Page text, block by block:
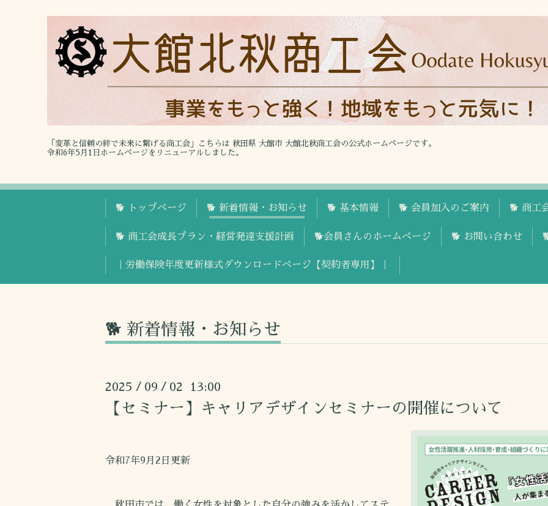
「変革と信頼の絆で未来に繋げる商工会」こちらは 秋田県 大館市 大館北秋商工会の公式ホームページです。
令和6年5月1日ホームページをリニューアルしました。
🐕 トップページ 🐕 新着情報・お知らせ 🐕 基本情報 🐕 会員加入のご案内 🐕 商工
🐕 商工会成長プラン・経営発達支援計画 🐕会員さんのホームページ 🐕 お問い合わせ
｜労働保険年度更新様式ダウンロードページ【契約者専用】｜
🐕 新着情報・お知らせ
2025 / 09 / 02 13:00
【セミナー】キャリアデザインセミナーの開催について
令和7年9月2日更新